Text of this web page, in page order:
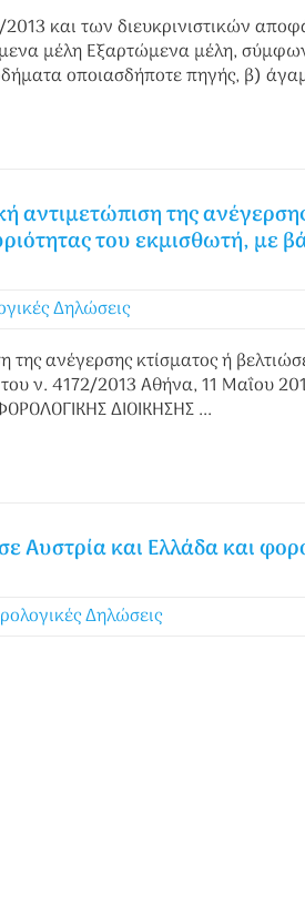
και των διευκρινιστικών
μέλη Εξαρτώμενα μέλη,
οποιασδήποτε πηγής, β)
της
του εκμισθωτή, με
Δηλώσεις
ανέγερσης κτίσματος ή
του ν. 4172/2013 Αθήνα, 11 Μαΐου
ΔΙΟΙΚΗΣΗΣ ...
Αυστρία και Ελλάδα και
Δηλώσεις